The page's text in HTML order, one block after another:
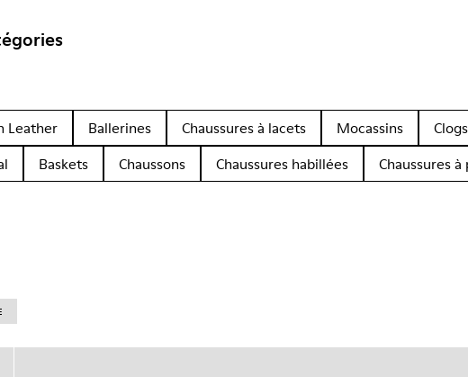
Leather Ballerines Chaussures à lacets Mocassins Clogs
Baskets Chaussons Chaussures habillées Chaussures à